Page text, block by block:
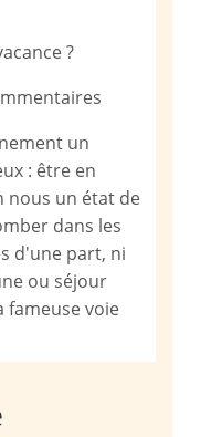
?
un
: être en
nous un état de
dans les
d'une part, ni
ou séjour
fameuse voie